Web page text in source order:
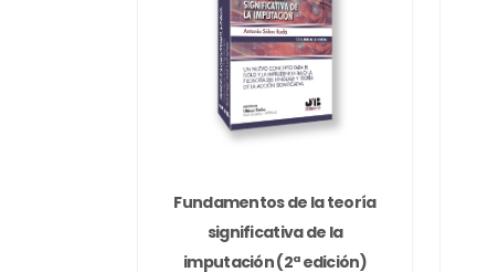
Fundamentos de la teoría
significativa de la
imputación (2ª edición)